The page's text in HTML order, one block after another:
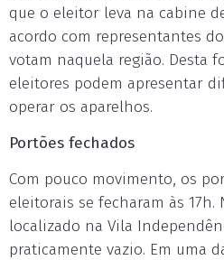
que o eleitor leva na cabine
acordo com representantes
votam naquela região. Desta
eleitores podem apresentar
operar os aparelhos.
Portões fechados
Com pouco movimento, os
eleitorais se fecharam às 17h.
localizado na Vila
praticamente vazio. Em uma